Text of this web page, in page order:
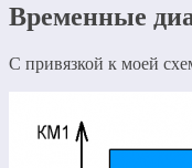
Временные
С привязкой к моей